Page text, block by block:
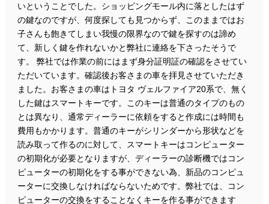
いということでした。ショッピングモール内に落としたはず
の鍵なのですが、何度探しても見つからず、このままではお
子さんも飽きてしまい我慢の限界なので鍵を探すのは諦め
て、新しく鍵を作れないかと弊社に連絡を下さったそうで
す。 弊社では作業の前にはまず身分証明証の確認をさせてい
ただいています。確認後お客さまの車を拝見させていただき
ました。お客さまの車はトヨタ ヴェルファイア20系で、無く
した鍵はスマートキーです。このキーは普通のタイプのもの
とは異なり、通常ディーラーに依頼をすると作成には時間も
費用もかかります。普通のキーがシリンダーから形状などを
読み取って作るのに対して、スマートキーはコンピューター
の初期化が必要となりますが、ディーラーの診断機ではコン
ピューターの初期化をする事ができない為、新品のコンピュ
ーターに交換しなければならないためです。弊社では、コン
ピューターの交換をすることなくキーを作る事ができます